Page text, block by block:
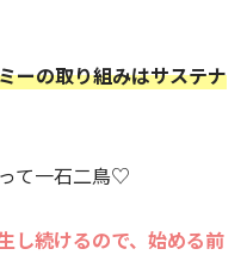
ーの取り組みはサステナ
て一石二鳥♡
し続けるので、始める前